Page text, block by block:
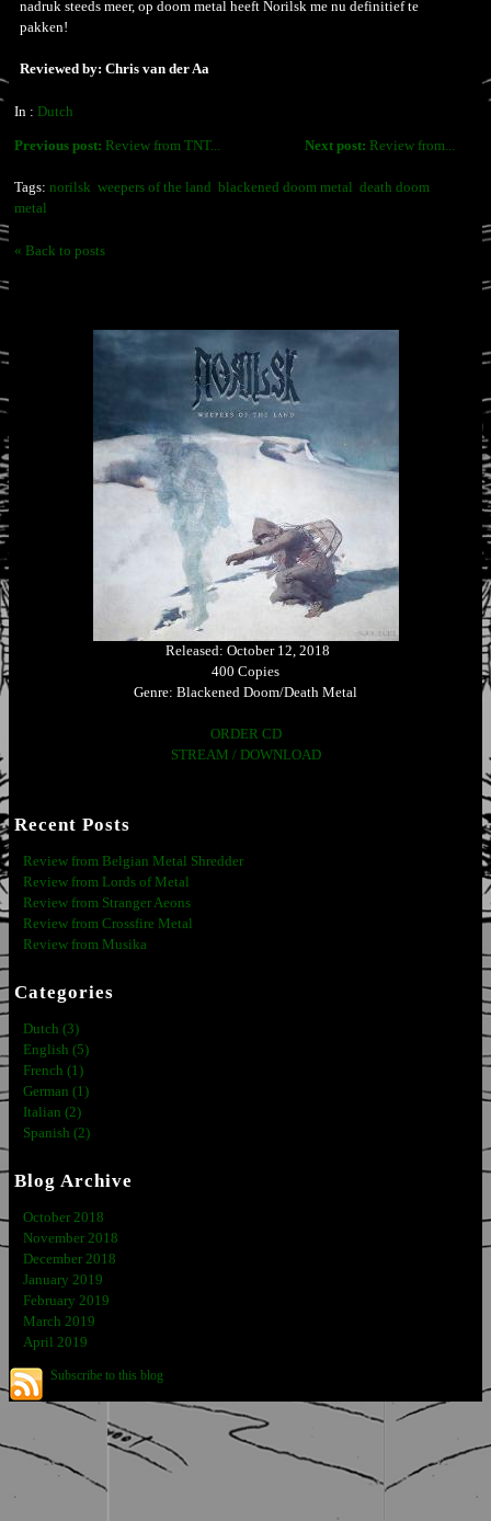
nadruk steeds meer, op doom metal heeft Norilsk me nu definitief te
pakken!
Reviewed by: Chris van der Aa
In : Dutch
Next post: Review from...
Previous post: Review from TNT...
Tags: norilsk weepers of the land blackened doom metal death doom
metal
« Back to posts
Released: October 12, 2018
400 Copies
Genre: Blackened Doom/Death Metal
ORDER CD
STREAM / DOWNLOAD
Recent Posts
Review from Belgian Metal Shredder
Review from Lords of Metal
Review from Stranger Aeons
Review from Crossfire Metal
Review from Musika
Categories
Dutch (3)
English (5)
French (1)
German (1)
Italian (2)
Spanish (2)
Blog Archive
October 2018
November 2018
December 2018
January 2019
February 2019
March 2019
April 2019
Subscribe to this blog